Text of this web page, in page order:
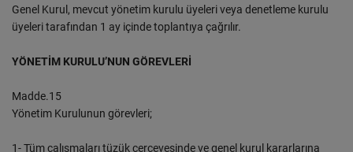
Genel Kurul, mevcut yönetim kurulu üyeleri veya denetleme kurulu
üyeleri tarafından 1 ay içinde toplantıya çağrılır.
YÖNETİM KURULU’NUN GÖREVLERİ
Madde.15
Yönetim Kurulunun görevleri;
1- Tüm çalışmaları tüzük çerçevesinde ve genel kurul kararlarına